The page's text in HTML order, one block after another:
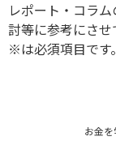
レポート・コラ
討等に参考にさせ
※は必須項目です。
お金